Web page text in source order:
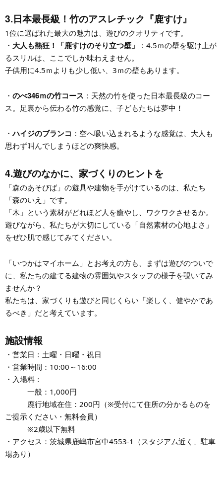
3.日本最長級！竹のアスレチック『鹿すけ』
1位に選ばれた最大の魅力は、遊びのクオリティです。
・ 大人も熱狂！「鹿すけのそり立つ壁」
：4.5ｍの壁を駆け上が
るスリルは、ここでしか味わえません。
子供用に4.5ｍよりも少し低い、3ｍの壁もあります。
・ のべ346ｍの竹コース ：天然の竹を使った日本最長級のコー
ス。足裏から伝わる竹の感覚に、子どもたちは夢中！
・ハイジのブランコ ：空へ吸い込まれるような感覚は、大人も
思わず叫んでしまうほどの爽快感。
4.遊びのなかに、家づくりのヒントを
「森のあそびば」の遊具や建物を手がけているのは、私たち
「森のいえ」です。
「木」という素材がどれほど人を癒やし、ワクワクさせるか。
遊びながら、私たちが大切にしている「自然素材の心地よさ」
をぜひ肌で感じてみてください。
「いつかはマイホーム」とお考えの方も、まずは遊びのついで
に、私たちの建てる建物の雰囲気やスタッフの様子を覗いてみ
ませんか？
私たちは、家づくりも遊びと同じくらい「楽しく、健やかであ
るべき」だと考えています。
施設情報
・営業日：土曜・日曜・祝日
・営業時間：10:00～16:00
・入場料：
一般：1,000円
鹿行地域在住：200円（※受付にて住所の分かるものを
ご提示ください・無料会員）
※2歳以下無料
・アクセス：茨城県鹿嶋市宮中4553-1（スタジアム近く、駐車
場あり）